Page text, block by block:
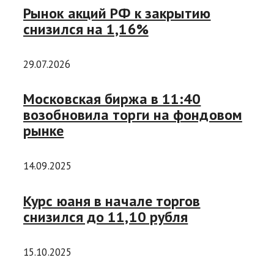
Рынок акций РФ к закрытию
снизился на 1,16%
29.07.2026
Московская биржа в 11:40
возобновила торги на фондовом
рынке
14.09.2025
Курс юаня в начале торгов
снизился до 11,10 рубля
15.10.2025